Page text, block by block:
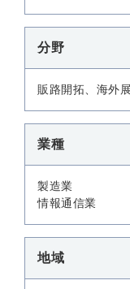
分野
販路開拓、海外
業種
製造業
情報通信業
地域